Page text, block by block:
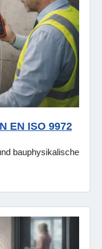
EN ISO 9972
bauphysikalische